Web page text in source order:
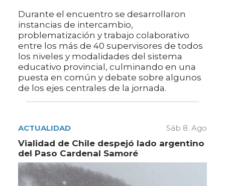
Durante el encuentro se desarrollaron
instancias de intercambio,
problematización y trabajo colaborativo
entre los más de 40 supervisores de todos
los niveles y modalidades del sistema
educativo provincial, culminando en una
puesta en común y debate sobre algunos
de los ejes centrales de la jornada.
ACTUALIDAD Sáb 8. Ago
Vialidad de Chile despejó lado argentino
del Paso Cardenal Samoré